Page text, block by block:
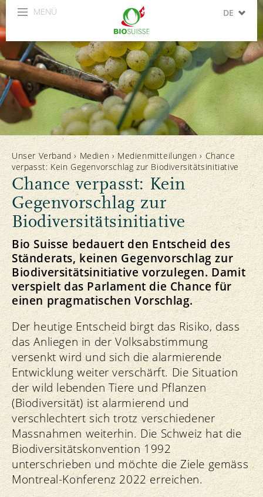
MENÜ DE
IT
Unser Verband› Medien ›Medienmitteilungen ›Chance
verpasst: Kein Gegenvorschlag zur Biodiversitätsinitiative
Chance verpasst: Kein
Gegenvorschlag zur
Biodiversitätsinitiative
Bio Suisse bedauert den Entscheid des
Ständerats, keinen Gegenvorschlag zur
Biodiversitätsinitiative vorzulegen. Damit
verspielt das Parlament die Chance für
einen pragmatischen Vorschlag.
Der heutige Entscheid birgt das Risiko, dass
das Anliegen in der Volksabstimmung
versenkt wird und sich die alarmierende
Entwicklung weiter verschärft. Die Situation
der wild lebenden Tiere und Pflanzen
(Biodiversität) ist alarmierend und
verschlechtert sich trotz verschiedener
Massnahmen weiterhin. Die Schweiz hat die
Biodiversitätskonvention 1992
unterschrieben und möchte die Ziele gemäss
Montreal-Konferenz 2022 erreichen.